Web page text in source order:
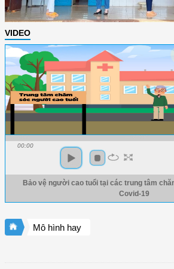
VIDEO
00:00
Bảo vệ người cao tuổi tại các trung tâm
Covid-19
Mô hình hay